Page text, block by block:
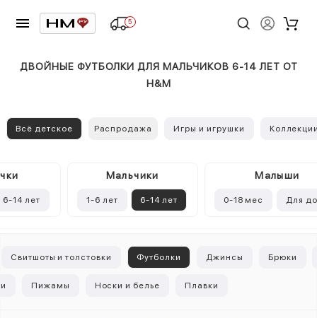
5
ДВОЙНЫЕ ФУТБОЛКИ ДЛЯ МАЛЬЧИКОВ 6-14 ЛЕТ ОТ
H&M
Всё детское Распродажа Игры и игрушки
6-14 лет
Mальчики
1-6 лет 6-14 лет
Малыши
0-18 мес Для
Свитшоты и толстовки Футболки Джинсы Брюки
Пижамы Носки и белье Плавки